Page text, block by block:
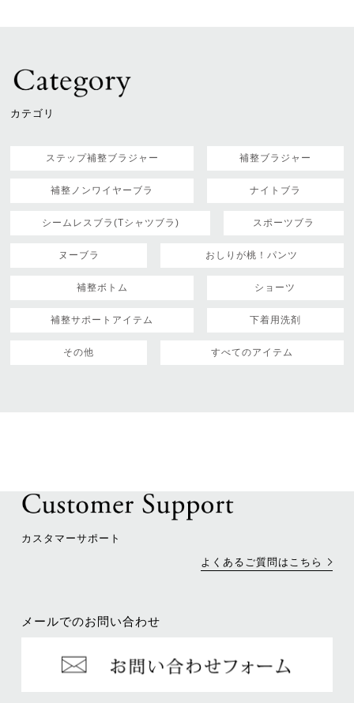
カテゴリ
ステップ補整ブラジャー 補整ブラジャー
補整ノンワイヤーブラ ナイトブラ
シームレスブラ(Tシャツブラ) スポーツブラ
ヌーブラ おしりが桃！パンツ
補整ボトム ショーツ
補整サポートアイテム 下着用洗剤
その他 すべてのアイテム
カスタマーサポート
よくあるご質問はこちら
メールでのお問い合わせ